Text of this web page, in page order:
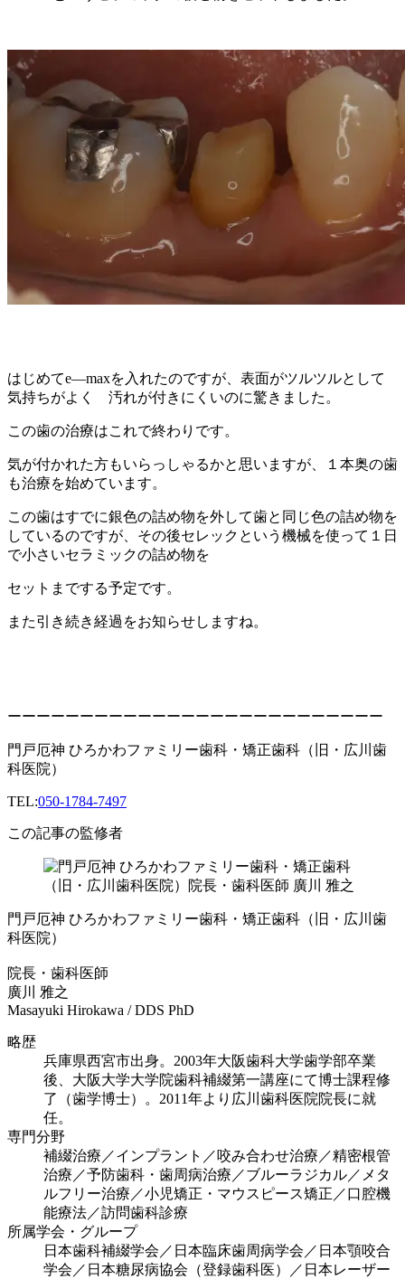
はじめてe—maxを入れたのですが、表面がツルツルとして
気持ちがよく 汚れが付きにくいのに驚きました。
この歯の治療はこれで終わりです。
気が付かれた方もいらっしゃるかと思いますが、１本奥の歯
も治療を始めています。
この歯はすでに銀色の詰め物を外して歯と同じ色の詰め物を
しているのですが、その後セレックという機械を使って１日
で小さいセラミックの詰め物を
セットまでする予定です。
また引き続き経過をお知らせしますね。
ーーーーーーーーーーーーーーーーーーーーーーーーーー
門戸厄神 ひろかわファミリー歯科・矯正歯科（旧・広川歯
科医院）
TEL:050-1784-7497
この記事の監修者
門戸厄神 ひろかわファミリー歯科・矯正歯科（旧・広川歯
科医院）
院長・歯科医師
廣川 雅之
Masayuki Hirokawa / DDS PhD
略歴
兵庫県西宮市出身。2003年大阪歯科大学歯学部卒業
後、大阪大学大学院歯科補綴第一講座にて博士課程修
了（歯学博士）。2011年より広川歯科医院院長に就
任。
専門分野
補綴治療／インプラント／咬み合わせ治療／精密根管
治療／予防歯科・歯周病治療／ブルーラジカル／メタ
ルフリー治療／小児矯正・マウスピース矯正／口腔機
能療法／訪問歯科診療
所属学会・グループ
日本歯科補綴学会／日本臨床歯周病学会／日本顎咬合
学会／日本糖尿病協会（登録歯科医）／日本レーザー